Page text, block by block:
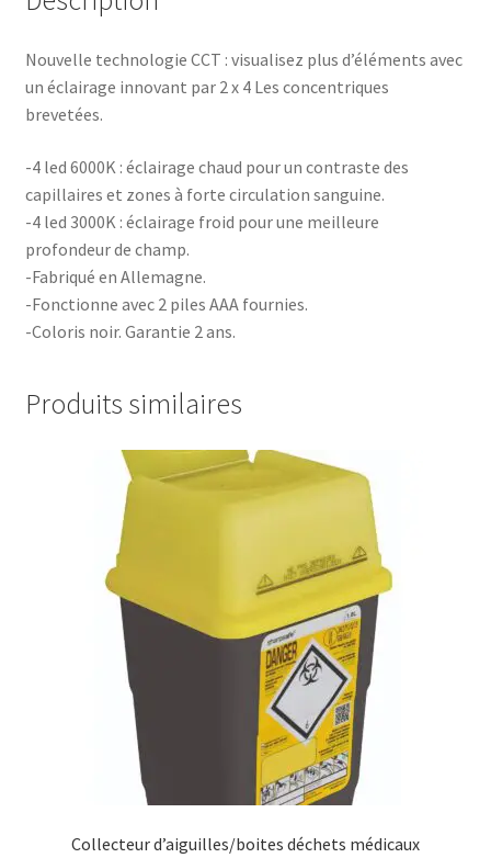
Nouvelle technologie CCT : visualisez plus d’éléments avec
un éclairage innovant par 2 x 4 Les concentriques
brevetées.
-4 led 6000K : éclairage chaud pour un contraste des
capillaires et zones à forte circulation sanguine.
-4 led 3000K : éclairage froid pour une meilleure
profondeur de champ.
-Fabriqué en Allemagne.
-Fonctionne avec 2 piles AAA fournies.
-Coloris noir. Garantie 2 ans.
Produits similaires
Collecteur d’aiguilles/boites déchets médicaux